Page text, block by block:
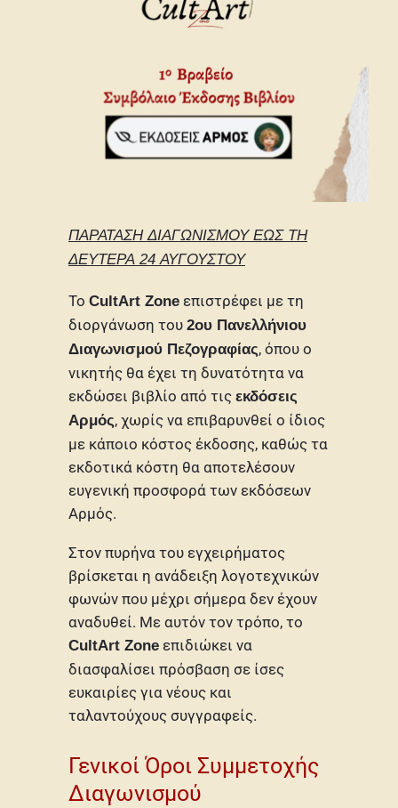
ΠΑΡΑΤΑΣΗ ΔΙΑΓΩΝΙΣΜΟΥ ΕΩΣ ΤΗ
ΔΕΥΤΕΡΑ 24 ΑΥΓΟΥΣΤΟΥ
Το CultArt Zone επιστρέφει με τη
διοργάνωση του 2ου Πανελλήνιου
Διαγωνισμού Πεζογραφίας, όπου ο
νικητής θα έχει τη δυνατότητα να
εκδώσει βιβλίο από τις εκδόσεις
Αρμός, χωρίς να επιβαρυνθεί ο ίδιος
με κάποιο κόστος έκδοσης, καθώς τα
εκδοτικά κόστη θα αποτελέσουν
ευγενική προσφορά των εκδόσεων
Αρμός.
Στον πυρήνα του εγχειρήματος
βρίσκεται η ανάδειξη λογοτεχνικών
φωνών που μέχρι σήμερα δεν έχουν
αναδυθεί. Με αυτόν τον τρόπο, το
CultArt Zone επιδιώκει να
διασφαλίσει πρόσβαση σε ίσες
ευκαιρίες για νέους και
ταλαντούχους συγγραφείς.
Γενικοί Όροι Συμμετοχής
Διαγωνισμού